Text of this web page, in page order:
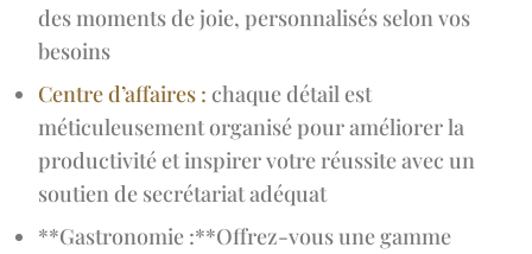
des moments de joie, personnalisés selon vos
besoins
Centre d’affaires : chaque détail est
méticuleusement organisé pour améliorer la
productivité et inspirer votre réussite avec un
soutien de secrétariat adéquat
**Gastronomie :**Offrez-vous une gamme